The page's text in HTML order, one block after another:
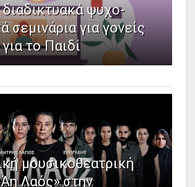
ψυχο-
σεμινάρια για γονείς
το Παιδί
μουσικοθεατρική
Λαός» στην